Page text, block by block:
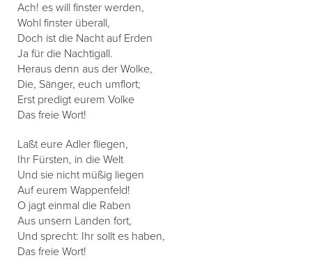
Ach! es will finster werden,
Wohl finster überall,
Doch ist die Nacht auf Erden
Ja für die Nachtigall.
Heraus denn aus der Wolke,
Die, Sänger, euch umflort;
Erst predigt eurem Volke
Das freie Wort!
Laßt eure Adler fliegen,
Ihr Fürsten, in die Welt
Und sie nicht müßig liegen
Auf eurem Wappenfeld!
O jagt einmal die Raben
Aus unsern Landen fort,
Und sprecht: Ihr sollt es haben,
Das freie Wort!